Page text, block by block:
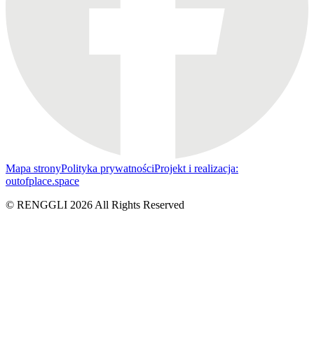
Mapa stronyPolityka prywatnościProjekt i realizacja:
outofplace.space
© RENGGLI 2026 All Rights Reserved